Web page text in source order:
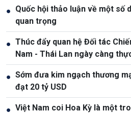
● Quốc hội thảo luận về một số
quan trọng
● Thúc đẩy quan hệ Đối tác
Nam - Thái Lan ngày càng
● Sớm đưa kim ngạch thương
đạt 20 tỷ USD
● Việt Nam coi Hoa Kỳ là một